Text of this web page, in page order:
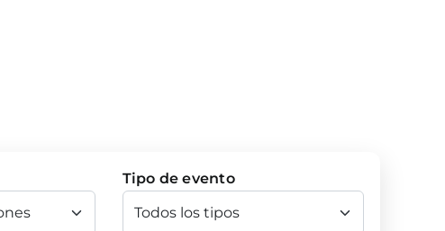
Tipo de evento